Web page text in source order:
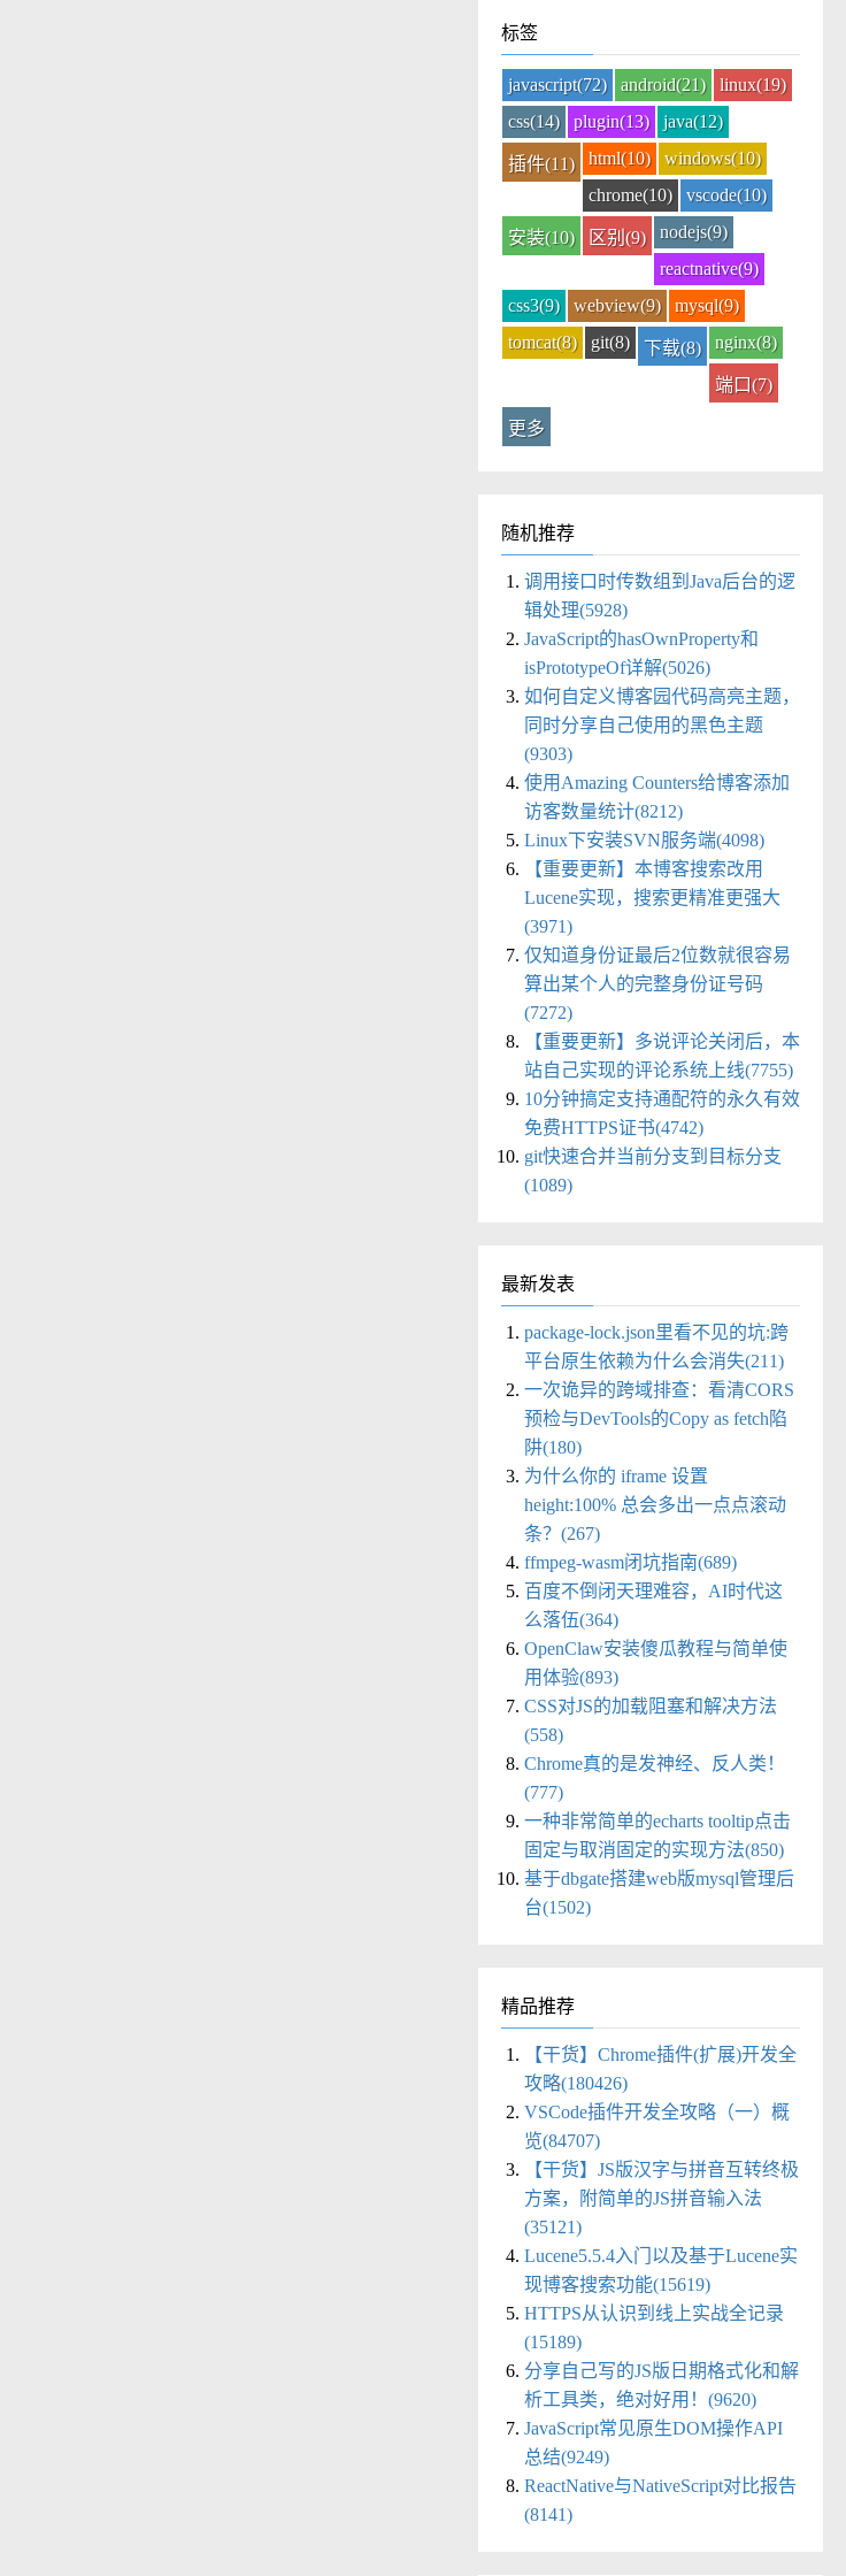
标签
javascript(72) android(21)
linux(19)
css(14)
plugin(13) java(12)
插件(11) html(10)
windows(10)
chrome(10)
vscode(10)
安装(10) 区别(9)
nodejs(9)
reactnative(9)
css3(9)
webview(9)
mysql(9)
tomcat(8)
git(8) 下载(8) nginx(8)
端口(7)
更多
随机推荐
调用接口时传数组到Java后台的逻
辑处理(5928)
JavaScript的hasOwnProperty和
isPrototypeOf详解(5026)
如何自定义博客园代码高亮主题，
同时分享自己使用的黑色主题
(9303)
使用Amazing Counters给博客添加
访客数量统计(8212)
Linux下安装SVN服务端(4098)
【重要更新】本博客搜索改用
Lucene实现，搜索更精准更强大
(3971)
仅知道身份证最后2位数就很容易
算出某个人的完整身份证号码
(7272)
【重要更新】多说评论关闭后，本
站自己实现的评论系统上线(7755)
10分钟搞定支持通配符的永久有效
免费HTTPS证书(4742)
git快速合并当前分支到目标分支
(1089)
最新发表
package-lock.json里看不见的坑:跨
平台原生依赖为什么会消失(211)
一次诡异的跨域排查：看清CORS
预检与DevTools的Copy as fetch陷
阱(180)
为什么你的 iframe 设置
height:100% 总会多出一点点滚动
条？(267)
ffmpeg-wasm闭坑指南(689)
百度不倒闭天理难容，AI时代这
么落伍(364)
OpenClaw安装傻瓜教程与简单使
用体验(893)
CSS对JS的加载阻塞和解决方法
(558)
Chrome真的是发神经、反人类！
(777)
一种非常简单的echarts tooltip点击
固定与取消固定的实现方法(850)
基于dbgate搭建web版mysql管理后
台(1502)
精品推荐
【干货】Chrome插件(扩展)开发全
攻略(180426)
VSCode插件开发全攻略（一）概
览(84707)
【干货】JS版汉字与拼音互转终极
方案，附简单的JS拼音输入法
(35121)
Lucene5.5.4入门以及基于Lucene实
现博客搜索功能(15619)
HTTPS从认识到线上实战全记录
(15189)
分享自己写的JS版日期格式化和解
析工具类，绝对好用！(9620)
JavaScript常见原生DOM操作API
总结(9249)
ReactNative与NativeScript对比报告
(8141)